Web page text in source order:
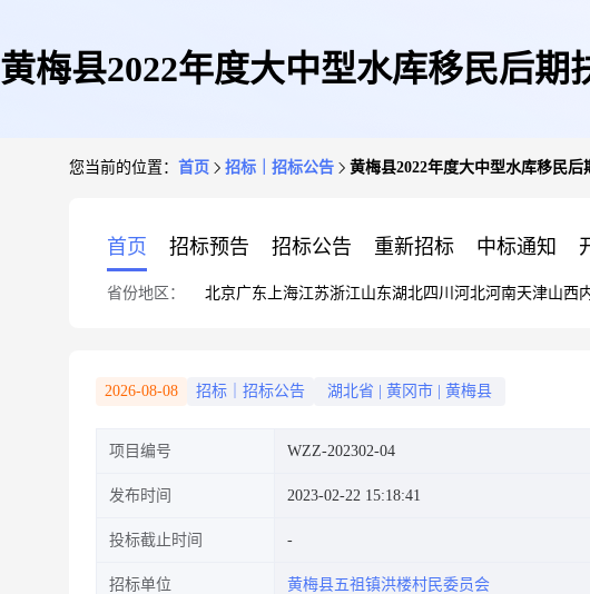
黄梅县2022年度大中型水库移民后
您当前的位置： 首页 招标｜招标公告 黄梅县2022年度大中型水库移民
首页 招标预告 招标公告 重新招标 中标通知
省份地区： 北京广东 上海江苏浙江山东湖北四川 河北河南天津山西
2026-08-08 招标｜招标公告 湖北省 黄冈市 黄梅县
项目编号 WZZ-202302-04
发布时间 2023-02-22 15:18:41
投标截止时间
招标单位 黄梅县五祖镇洪楼村民委员会